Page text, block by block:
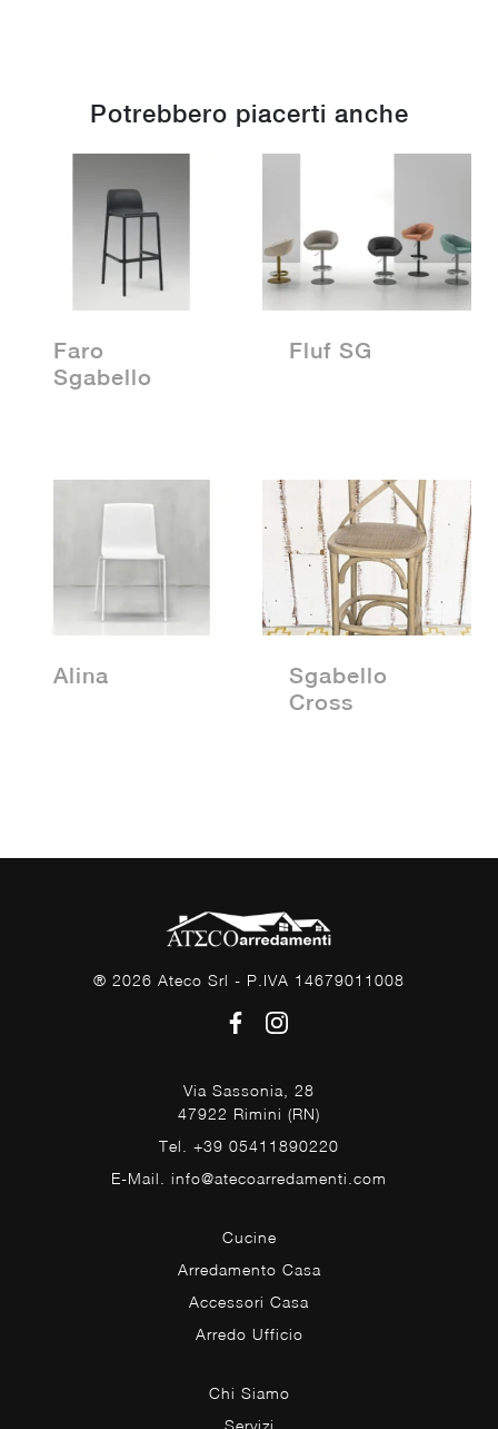
Potrebbero piacerti anche
Faro
Sgabello
Fluf SG
Alina
Sgabello
Cross
® 2026 Ateco Srl - P.IVA 14679011008
Via Sassonia, 28
47922 Rimini (RN)
Tel. +39 05411890220
E-Mail. info@atecoarredamenti.com
Cucine
Arredamento Casa
Accessori Casa
Arredo Ufficio
Chi Siamo
Servizi